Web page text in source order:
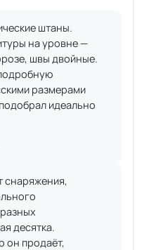
штаны.
на уровне —
швы двойные.
размерами
идеально
снаряжения,
десятка.
он продаёт,